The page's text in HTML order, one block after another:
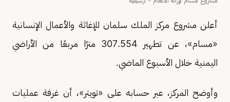
أعلن مشروع مركز الملك سلمان للإغاثة والأعمال الإنسانية
«مسام»، عن تطهير 307.554 مترًا مربعًا من الأراضي
اليمنية خلال الأسبوع الماضي.
وأوضح المركز، عبر حسابه على «تويتر»، أن غرفة عمليات